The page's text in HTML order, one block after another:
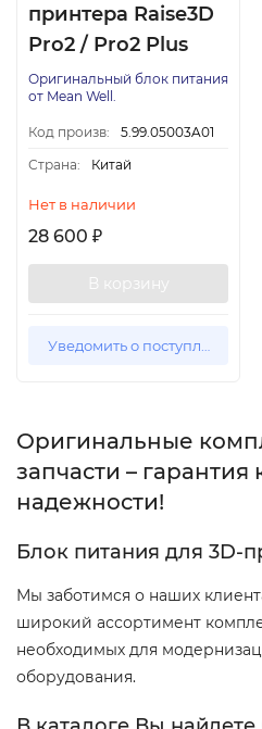
принтера Raise3D
Pro2 / Pro2 Plus
Оригинальный блок питания
от Mean Well.
Код произв:
5.99.05003A01
Страна:
Китай
Нет в наличии
28 600 ₽
В корзину
Уведомить о поступлении
Оригинальные
запчасти – гарантия
надежности!
Блок питания для 3D-
Мы заботимся о наших
широкий ассортимент
необходимых для
оборудования.